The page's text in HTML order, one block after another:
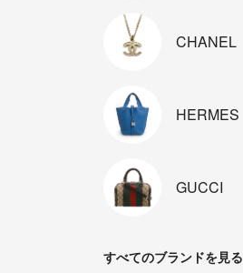
CHANEL
HERMES
GUCCI
すべてのブランドを見る